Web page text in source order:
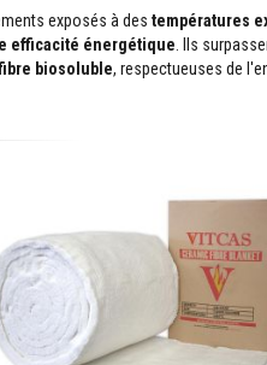
exposés à des températures
efficacité énergétique . Ils
biosoluble, respectueuses de